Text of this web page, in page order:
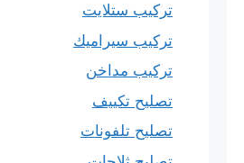
تركيب ستلايت
تركيب سيراميك
تركيب مداخن
تصليح تكييف
تصليح تلفونات